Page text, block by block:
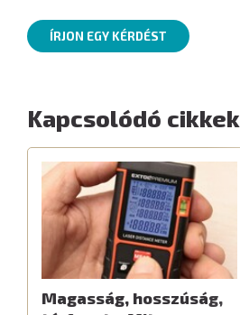
ÍRJON EGY KÉRDÉST
Kapcsolódó cikkek
Magasság, hosszúság,